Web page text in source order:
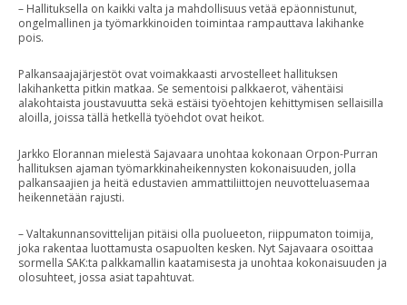
– Hallituksella on kaikki valta ja mahdollisuus vetää epäonnistunut,
ongelmallinen ja työmarkkinoiden toimintaa rampauttava lakihanke
pois.
Palkansaajajärjestöt ovat voimakkaasti arvostelleet hallituksen
lakihanketta pitkin matkaa. Se sementoisi palkkaerot, vähentäisi
alakohtaista joustavuutta sekä estäisi työehtojen kehittymisen sellaisilla
aloilla, joissa tällä hetkellä työehdot ovat heikot.
Jarkko Elorannan mielestä Sajavaara unohtaa kokonaan Orpon-Purran
hallituksen ajaman työmarkkinaheikennysten kokonaisuuden, jolla
palkansaajien ja heitä edustavien ammattiliittojen neuvotteluasemaa
heikennetään rajusti.
– Valtakunnansovittelijan pitäisi olla puolueeton, riippumaton toimija,
joka rakentaa luottamusta osapuolten kesken. Nyt Sajavaara osoittaa
sormella SAK:ta palkkamallin kaatamisesta ja unohtaa kokonaisuuden ja
olosuhteet, jossa asiat tapahtuvat.